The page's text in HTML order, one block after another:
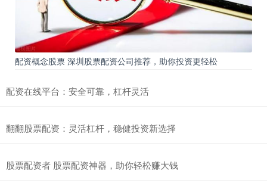
配资概念股票 深圳股票配资公司推荐，助你投资更轻松
配资在线平台：安全可靠，杠杆灵活
翻翻股票配资：灵活杠杆，稳健投资新选择
股票配资者 股票配资神器，助你轻松赚大钱